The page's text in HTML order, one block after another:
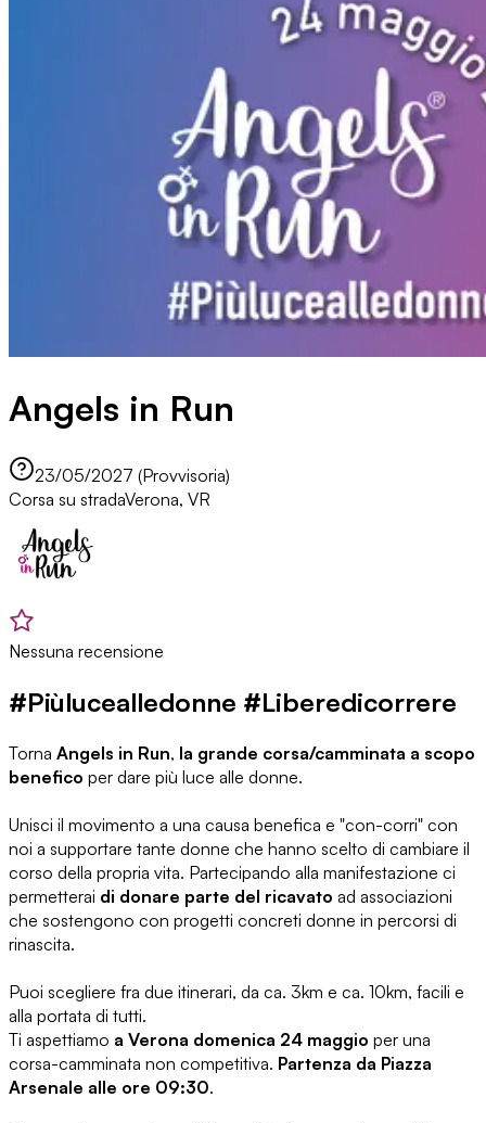
Angels in Run
23/05/2027 (Provvisoria)
Corsa su stradaVerona, VR
Nessuna recensione
#Piùlucealledonne #Liberedicorrere
Torna Angels in Run, la grande corsa/camminata a scopo
benefico per dare più luce alle donne.
Unisci il movimento a una causa benefica e "con-corri" con
noi a supportare tante donne che hanno scelto di cambiare il
corso della propria vita. Partecipando alla manifestazione ci
permetterai di donare parte del ricavato ad associazioni
che sostengono con progetti concreti donne in percorsi di
rinascita.
Puoi scegliere fra due itinerari, da ca. 3km e ca. 10km, facili e
alla portata di tutti.
Ti aspettiamo a Verona domenica 24 maggio per una
corsa-camminata non competitiva. Partenza da Piazza
Arsenale alle ore 09:30.